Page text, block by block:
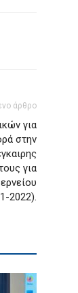
άρθρο
για
στην
για
2022).